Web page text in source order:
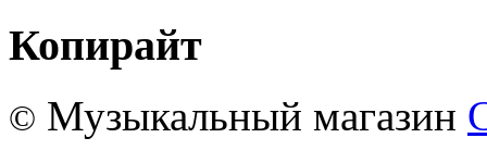
Копирайт
© Музыкальный магазин